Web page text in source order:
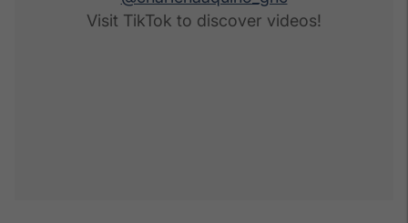
Visit TikTok to discover videos!